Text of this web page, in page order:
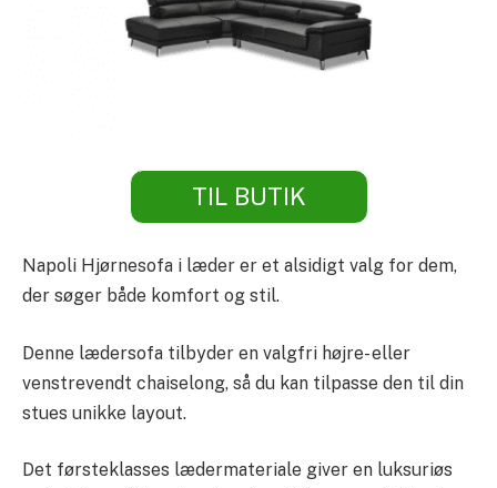
TIL BUTIK
Napoli Hjørnesofa i læder er et alsidigt valg for dem,
der søger både komfort og stil.
Denne lædersofa tilbyder en valgfri højre- eller
venstrevendt chaiselong, så du kan tilpasse den til din
stues unikke layout.
Det førsteklasses lædermateriale giver en luksuriøs